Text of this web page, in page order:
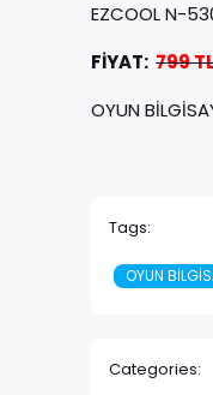
EZCOOL N-
FİYAT: 799
OYUN
Tags:
OYUN
Categories: